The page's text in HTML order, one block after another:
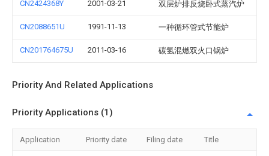
CN2424368Y 2001-03-21 双层炉排反烧卧式蒸汽炉
CN2088651U 1991-11-13 一种循环管式节能炉
CN201764675U 2011-03-16 碳氢混燃双火口锅炉
Priority And Related Applications
Priority Applications (1)
Application Priority date Filing date Title